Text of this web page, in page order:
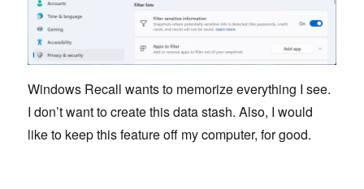
Windows Recall wants to memorize everything I see.
I don’t want to create this data stash. Also, I would
like to keep this feature off my computer, for good.